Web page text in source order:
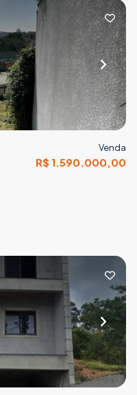
Venda
R$ 1.590.000,00